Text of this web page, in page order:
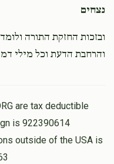
נצחים
ובזכות החזקת התורה
והרחבת הדעת וכל מילי
are tax deductible
is 922390614
outside of the USA is